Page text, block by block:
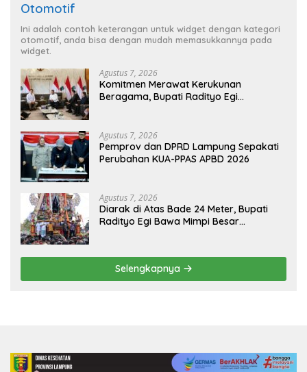
Otomotif
Ini adalah contoh keterangan untuk widget dengan kategori
otomotif, anda bisa dengan mudah memasukkannya pada
widget.
Agustus 7, 2026
Komitmen Merawat Kerukunan
Beragama, Bupati Radityo Egi
Agustus 7, 2026
Pemprov dan DPRD Lampung Sepakati
Perubahan KUA-PPAS APBD 2026
Agustus 7, 2026
Diarak di Atas Bade 24 Meter, Bupati
Radityo Egi Bawa Mimpi Besar
Selengkapnya